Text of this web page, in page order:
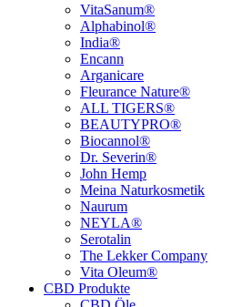
VitaSanum®
Alphabinol®
India®
Encann
Arganicare
Fleurance Nature®
ALL TIGERS®
BEAUTYPRO®
Biocannol®
Dr. Severin®
John Hemp
Meina Naturkosmetik
Naurum
NEYLA®
Serotalin
The Lekker Company
Vita Oleum®
CBD Produkte